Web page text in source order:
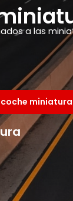
a las
miniatura